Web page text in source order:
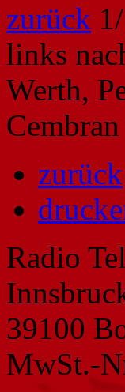
zurück 1
links
Werth,
Cembran
zurück
Radio
39100
MwSt.-